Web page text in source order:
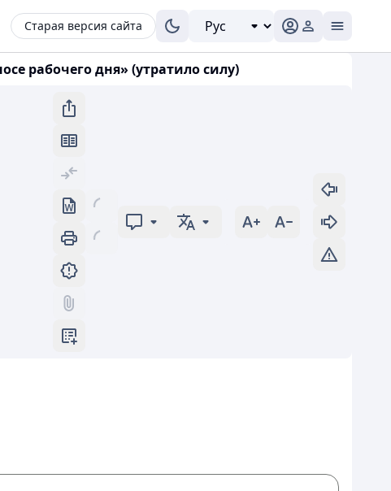
Старая версия сайта
рабочего дня» (утратило силу)